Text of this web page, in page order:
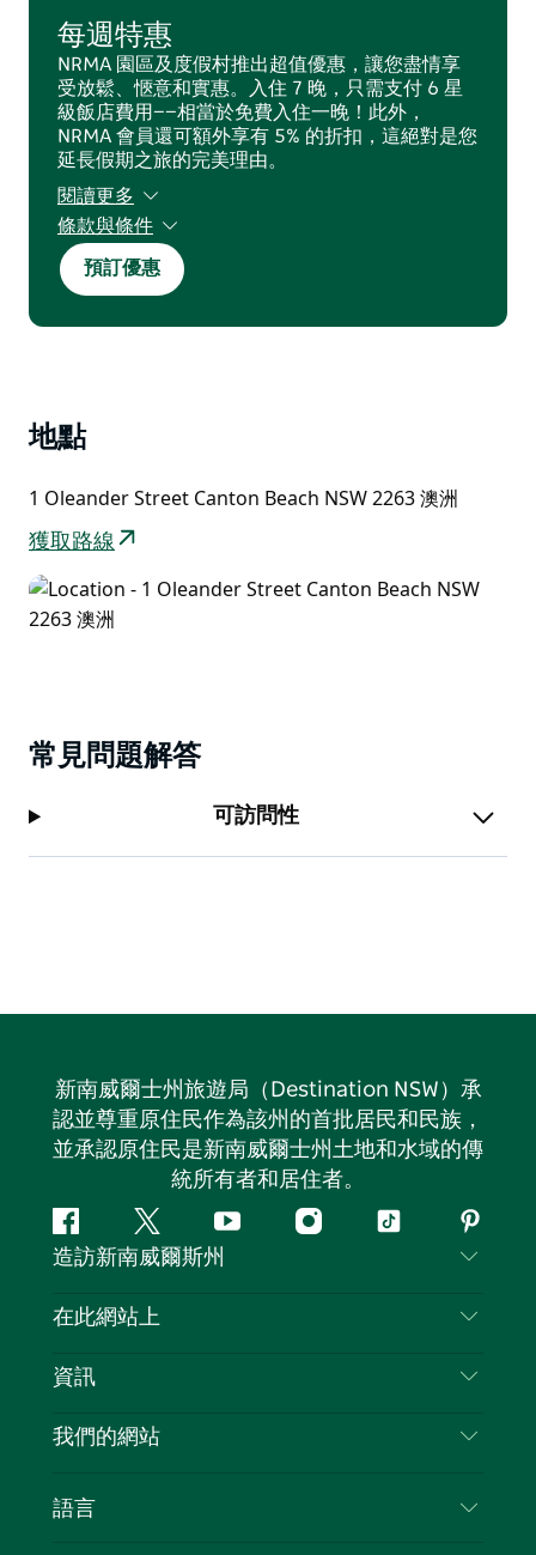
每週特惠
NRMA 園區及度假村推出超值優惠，讓您盡情享
受放鬆、愜意和實惠。入住 7 晚，只需支付 6 星
級飯店費用——相當於免費入住一晚！此外，
NRMA 會員還可額外享有 5% 的折扣，這絕對是您
延長假期之旅的完美理由。
閱讀更多
條款與條件
須遵守條款及細則。視供應情況而定，部分日期不
適用。
預訂優惠
地點
1 Oleander Street Canton Beach NSW 2263 澳洲
獲取路線
常見問題解答
可訪問性
新南威爾士州旅遊局（Destination NSW）承
認並尊重原住民作為該州的首批居民和民族，
並承認原住民是新南威爾士州土地和水域的傳
統所有者和居住者。
Facebook嘰
嘰
喳
Youtube Instagram
抖
造訪新南威爾斯州
聯絡我們
隱私
Cookie 通知
在此網站上
目的地
新南威爾斯州公路旅行
活動
資訊
旅行資訊
新南威爾斯的商業
我們的網站
語言